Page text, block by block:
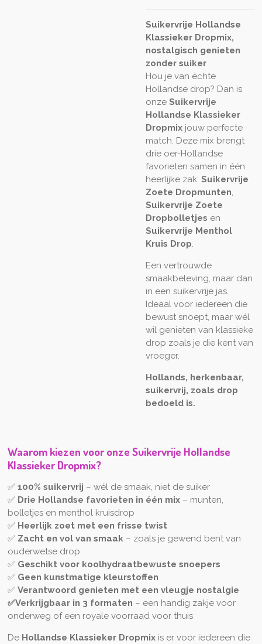
Suikervrije Hollandse
Klassieker Dropmix,
nostalgisch genieten
zonder suiker
Hou je van échte
Hollandse drop? Dan is
onze Suikervrije
Hollandse Klassieker
Dropmix jouw perfecte
match. Deze mix brengt
drie oer-Hollandse
favorieten samen in één
heerlijke zak: Suikervrije
Zoete Dropmunten,
Suikervrije Zoete
Dropbolletjes en
Suikervrije Menthol
Kruis Drop.
Een vertrouwde
smaakbeleving, maar dan
in een suikervrije jas.
Ideaal voor iedereen die
bewust snoept, maar wél
wil genieten van klassieke
drop zoals je die kent van
vroeger.
Hollands, herkenbaar,
suikervrij, zoals drop
bedoeld is.
Waarom kiezen voor onze Suikervrije Hollandse
Klassieker Dropmix?
✅ 100% suikervrij – wél de smaak, niet de suiker
✅ Drie Hollandse favorieten in één mix– munten,
bolletjes en menthol kruisdrop
✅ Heerlijk zoet met een frisse twist
✅ Zacht en vol van smaak– zoals je gewend bent van
ouderwetse drop
✅ Geschikt voor koolhydraatbewuste snoepers
✅ Geen kunstmatige kleurstoffen
✅ Verantwoord genieten met een vleugje nostalgie
✅Verkrijgbaar in 3 formaten – een handig zakje voor
onderweg of een royale voorraad voor thuis
De Hollandse Klassieker Dropmixis er voor iedereen die